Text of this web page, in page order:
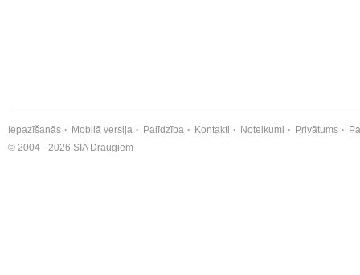
Iepazīšanās Mobilā versija Palīdzība Kontakti Noteikumi Privātums
© 2004 - 2026 SIA Draugiem